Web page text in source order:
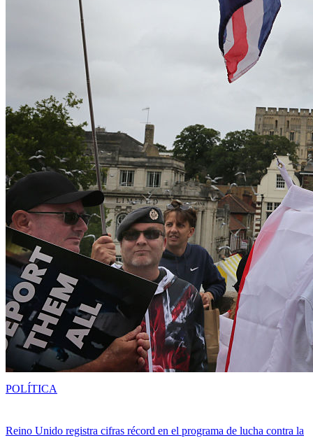
Reino Unido registra cifras récord en el programa de lucha contra la
POLÍTICA